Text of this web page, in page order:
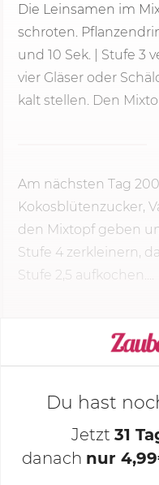
Die Leinsamen im
schroten.
und 10 Sek. | Stufe 3
vier Gläser oder
kalt stellen. Den
Am nächsten Tag
Kokosblütenzucker,
den Mixtopf geben
Stufe 4 zerkleinern,
Stufe 2,5 aufkochen....
Deine Notizen
Du hast
Jetzt 31
danach nur